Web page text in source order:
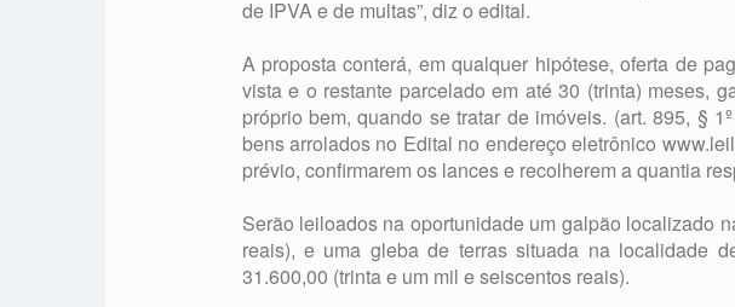
de IPVA e de multas”, diz o edital.
A proposta conterá, em qualquer hipótese, oferta de
vista e o restante parcelado em até 30 (trinta) meses,
próprio bem, quando se tratar de imóveis. (art. 895, §
bens arrolados no Edital no endereço eletrônico
prévio, confirmarem os lances e recolherem a quantia
Serão leiloados na oportunidade um galpão localizado
reais), e uma gleba de terras situada na localidade
31.600,00 (trinta e um mil e seiscentos reais).